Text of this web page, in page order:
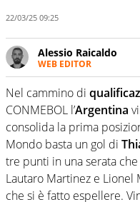
22/03/25 09:25
Alessio Raicaldo
WEB EDITOR
Un figlio che si
di proprietà in Italia.
irrinunciabile tra
Sport indaga,
mondo dello sport
Nel cammino di
CONMEBOL l’Argentina
consolida la prima
Mondo basta un gol di
tre punti in una serata
Lautaro Martinez e Lionel
che si è fatto espellere.